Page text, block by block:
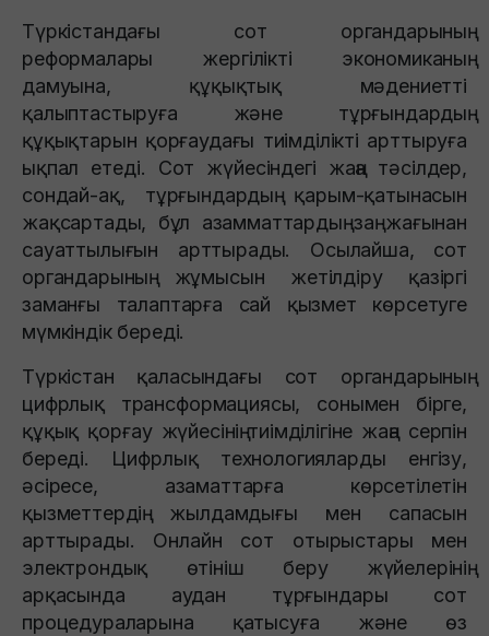
Түркістандағы сот органдарының
реформалары жергілікті экономиканың
дамуына, құқықтық мәдениетті
қалыптастыруға және тұрғындардың
құқықтарын қорғаудағы тиімділікті арттыруға
ықпал етеді. Сот жүйесіндегі жаңа тәсілдер,
сондай-ақ, тұрғындардың қарым-қатынасын
жақсартады, бұл азамматтардың заң жағынан
сауаттылығын арттырады. Осылайша, сот
органдарының жұмысын жетілдіру қазіргі
заманғы талаптарға сай қызмет көрсетуге
мүмкіндік береді.
Түркістан қаласындағы сот органдарының
цифрлық трансформациясы, сонымен бірге,
құқық қорғау жүйесінің тиімділігіне жаңа серпін
береді. Цифрлық технологияларды енгізу,
әсіресе, азаматтарға көрсетілетін
қызметтердің жылдамдығы мен сапасын
арттырады. Онлайн сот отырыстары мен
электрондық өтініш беру жүйелерінің
арқасында аудан тұрғындары сот
процедураларына қатысуға және өз